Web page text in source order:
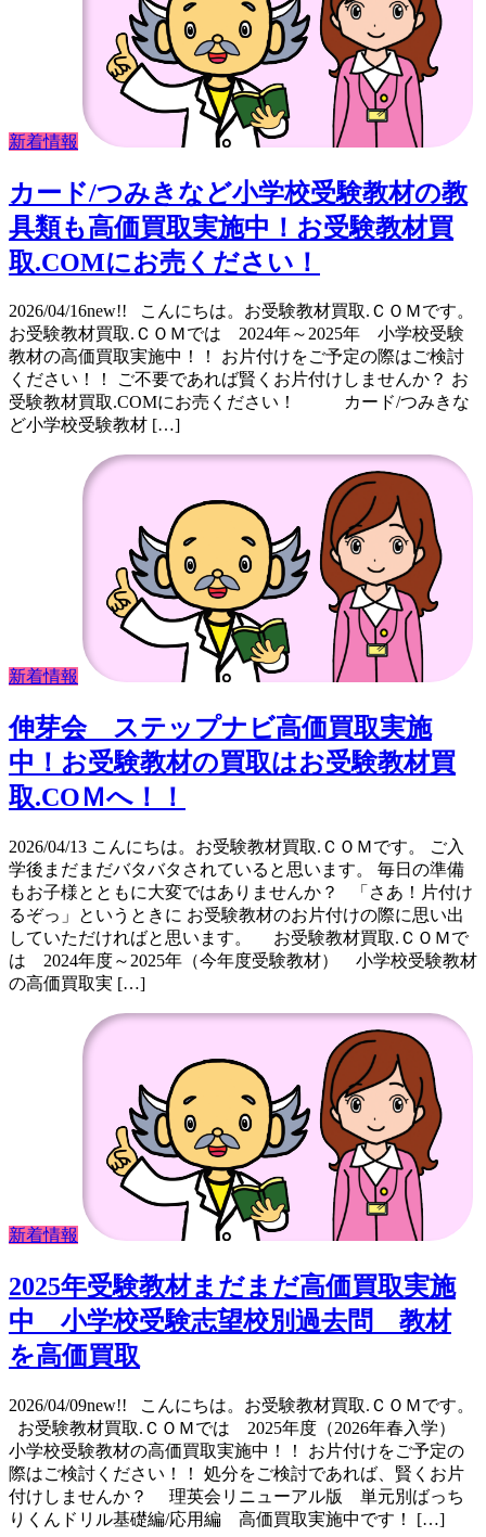
新着情報
カード/つみきなど小学校受験教材の教
具類も高価買取実施中！お受験教材買
取.COMにお売ください！
2026/04/16new!! こんにちは。お受験教材買取.ＣＯＭです。
お受験教材買取.ＣＯＭでは 2024年～2025年 小学校受験
教材の高価買取実施中！！ お片付けをご予定の際はご検討
ください！！ ご不要であれば賢くお片付けしませんか？ お
受験教材買取.COMにお売ください！ カード/つみきな
ど小学校受験教材 […]
新着情報
伸芽会 ステップナビ高価買取実施
中！お受験教材の買取はお受験教材買
取.COＭへ！！
2026/04/13 こんにちは。お受験教材買取.ＣＯＭです。 ご入
学後まだまだバタバタされていると思います。 毎日の準備
もお子様とともに大変ではありませんか？ 「さあ！片付け
るぞっ」というときに お受験教材のお片付けの際に思い出
していただければと思います。 お受験教材買取.ＣＯＭで
は 2024年度～2025年（今年度受験教材） 小学校受験教材
の高価買取実 […]
新着情報
2025年受験教材まだまだ高価買取実施
中 小学校受験志望校別過去問 教材
を高価買取
2026/04/09new!! こんにちは。お受験教材買取.ＣＯＭです。
お受験教材買取.ＣＯＭでは 2025年度（2026年春入学）
小学校受験教材の高価買取実施中！！ お片付けをご予定の
際はご検討ください！！ 処分をご検討であれば、賢くお片
付けしませんか？ 理英会リニューアル版 単元別ばっち
りくんドリル基礎編/応用編 高価買取実施中です！ […]